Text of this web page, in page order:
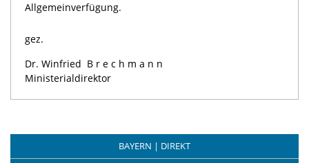
Allgemeinverfügung.
gez.
Dr. Winfried Brechmann
Ministerialdirektor
BAYERN | DIREKT